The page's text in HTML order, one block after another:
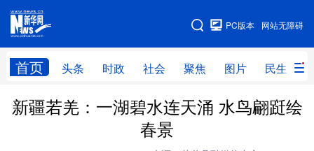
网站无障碍
PC版本
首页 头条 时政 社会 聚焦 图片 民生
网站地图
头条 时政 社会 聚焦
新疆若羌：一湖碧水连天涌 水鸟翩跹绘
春景